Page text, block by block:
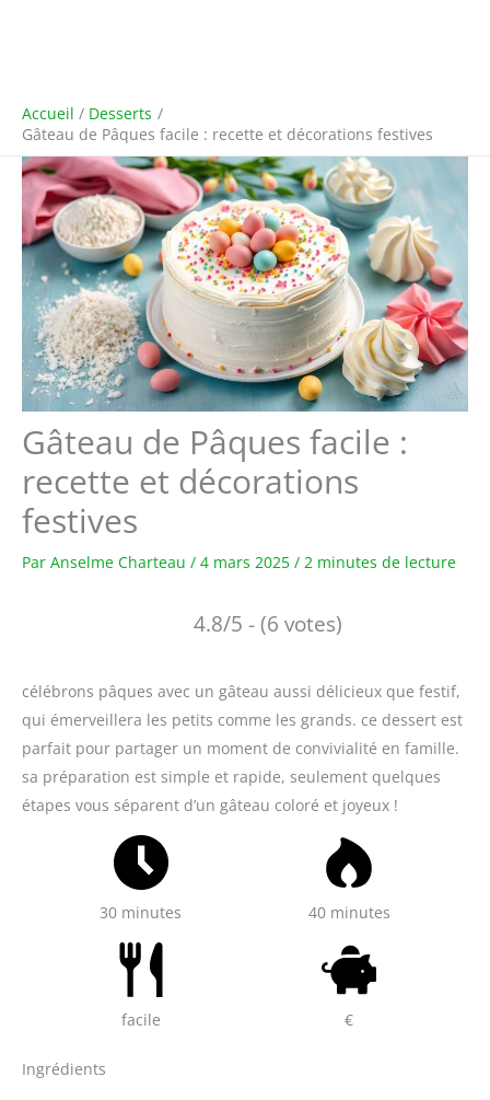
Accueil
Desserts
Gâteau de Pâques facile : recette et décorations festives
Gâteau de Pâques facile :
recette et décorations
festives
Par Anselme Charteau / 4 mars 2025 / 2 minutes de lecture
4.8/5 - (6 votes)
célébrons pâques avec un gâteau aussi délicieux que festif,
qui émerveillera les petits comme les grands. ce dessert est
parfait pour partager un moment de convivialité en famille.
sa préparation est simple et rapide, seulement quelques
étapes vous séparent d’un gâteau coloré et joyeux !
30 minutes 40 minutes
facile €
Ingrédients